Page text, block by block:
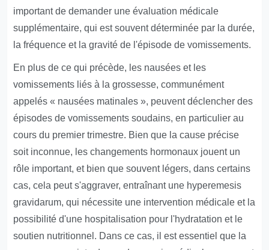
important de demander une évaluation médicale
supplémentaire, qui est souvent déterminée par la durée,
la fréquence et la gravité de l'épisode de vomissements.
En plus de ce qui précède, les nausées et les
vomissements liés à la grossesse, communément
appelés « nausées matinales », peuvent déclencher des
épisodes de vomissements soudains, en particulier au
cours du premier trimestre. Bien que la cause précise
soit inconnue, les changements hormonaux jouent un
rôle important, et bien que souvent légers, dans certains
cas, cela peut s'aggraver, entraînant une hyperemesis
gravidarum, qui nécessite une intervention médicale et la
possibilité d'une hospitalisation pour l'hydratation et le
soutien nutritionnel. Dans ce cas, il est essentiel que la